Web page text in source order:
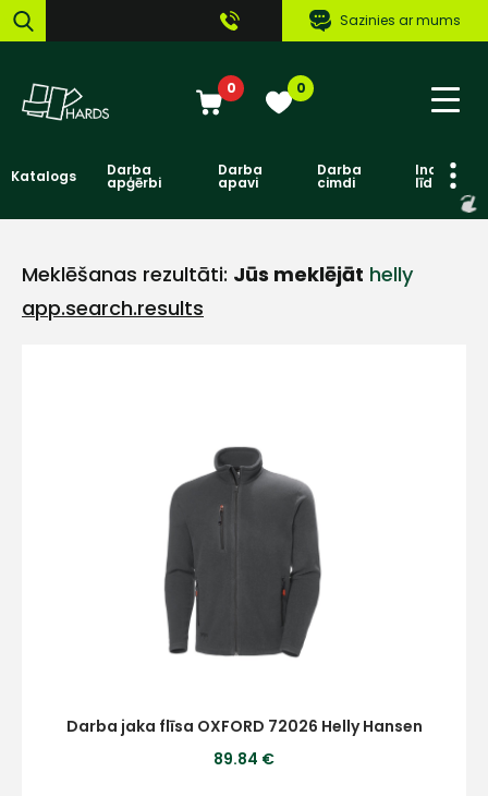
Sazinies ar mums
0 0
Katalogs Darba
apģērbi
Darba
apavi
Darba
cimdi līdzekļi
Meklēšanas rezultāti: Jūs meklējāt helly
app.search.results
Darba jaka flīsa OXFORD 72026 Helly Hansen
89.84 €